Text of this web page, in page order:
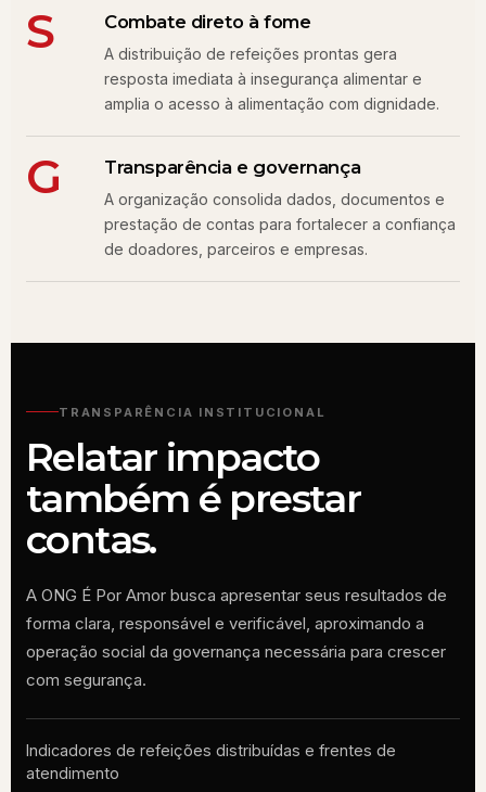
S Combate direto à fome
A distribuição de refeições prontas gera
resposta imediata à insegurança alimentar e
amplia o acesso à alimentação com dignidade.
G Transparência e governança
A organização consolida dados, documentos e
prestação de contas para fortalecer a confiança
de doadores, parceiros e empresas.
TRANSPARÊNCIA INSTITUCIONAL
Relatar impacto
também é prestar
contas.
A ONG É Por Amor busca apresentar seus resultados de
forma clara, responsável e verificável, aproximando a
operação social da governança necessária para crescer
com segurança.
Indicadores de refeições distribuídas e frentes de
atendimento